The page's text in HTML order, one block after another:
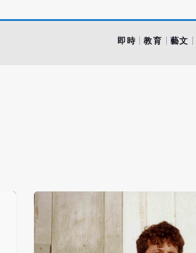
即時 教育 藝文